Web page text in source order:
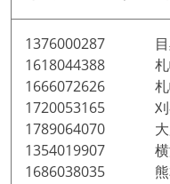
1376000287 目
1618044388 札
1666072626 札
1720053165 刈
1789064070 大
1354019907 横
1686038035 熊本